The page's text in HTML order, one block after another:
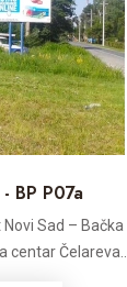
BP P07a
Novi Sad – Bačka
centar Čelareva....